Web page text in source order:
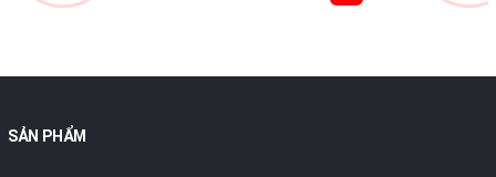
giúp tăng tính bảo mật và tiện lợi khi tìm xe trong bãi.
nhiều vật dụng cá nhân khác.
3. Động cơ eSP 110cc: Bền bỉ và "siêu" tiết kiệm
SẢN PHẨM